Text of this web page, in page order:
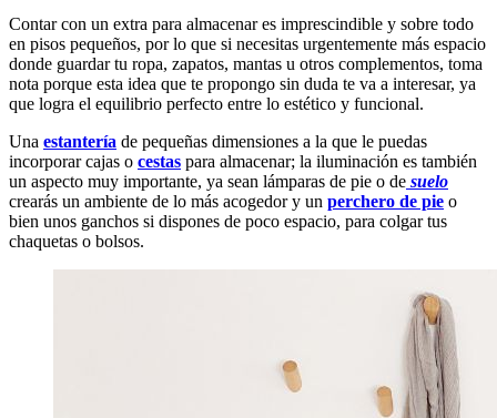
Contar con un extra para almacenar es imprescindible y sobre todo
en pisos pequeños, por lo que si necesitas urgentemente más espacio
donde guardar tu ropa, zapatos, mantas u otros complementos, toma
nota porque esta idea que te propongo sin duda te va a interesar, ya
que logra el equilibrio perfecto entre lo estético y funcional.
Una estantería de pequeñas dimensiones a la que le puedas
incorporar cajas o cestas para almacenar; la iluminación es también
un aspecto muy importante, ya sean lámparas de pie o de suelo
crearás un ambiente de lo más acogedor y un perchero de pie o
bien unos ganchos si dispones de poco espacio, para colgar tus
chaquetas o bolsos.